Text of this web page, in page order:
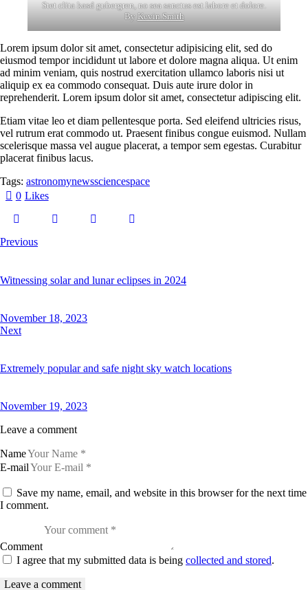
Stet clita kasd gubergren, no sea sanctus est labore et dolore.
ByKevin Smith
Lorem ipsum dolor sit amet, consectetur adipisicing elit, sed do
eiusmod tempor incididunt ut labore et dolore magna aliqua. Ut enim
ad minim veniam, quis nostrud exercitation ullamco laboris nisi ut
aliquip ex ea commodo consequat. Duis aute irure dolor in
reprehenderit. Lorem ipsum dolor sit amet, consectetur adipiscing elit.
Etiam vitae leo et diam pellentesque porta. Sed eleifend ultricies risus,
vel rutrum erat commodo ut. Praesent finibus congue euismod. Nullam
scelerisque massa vel augue placerat, a tempor sem egestas. Curabitur
placerat finibus lacus.
Tags: astronomynewssciencespace
0 Likes
Previous
Witnessing solar and lunar eclipses in 2024
November 18, 2023
Next
Extremely popular and safe night sky watch locations
November 19, 2023
Leave a comment
Name
E-mail
Save my name, email, and website in this browser for the next time
I comment.
Comment
I agree that my submitted data is being collected and stored.